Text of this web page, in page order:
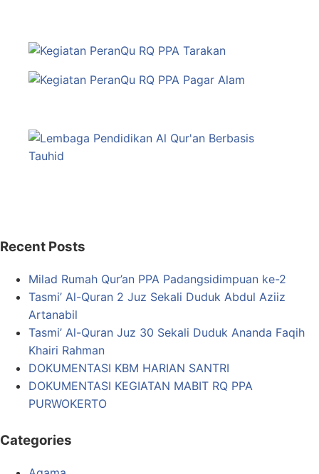
Recent Posts
Milad Rumah Qur’an PPA Padangsidimpuan ke-2
Tasmi’ Al-Quran 2 Juz Sekali Duduk Abdul Aziiz
Artanabil
Tasmi’ Al-Quran Juz 30 Sekali Duduk Ananda Faqih
Khairi Rahman
DOKUMENTASI KBM HARIAN SANTRI
DOKUMENTASI KEGIATAN MABIT RQ PPA
PURWOKERTO
Categories